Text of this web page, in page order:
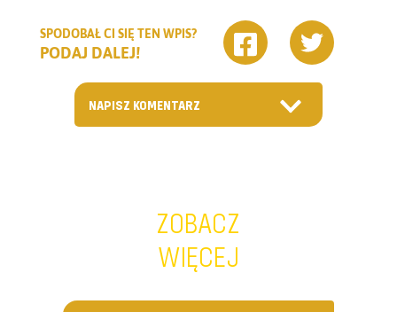
SPODOBAŁ CI SIĘ TEN WPIS?
PODAJ DALEJ!
NAPISZ KOMENTARZ
ZOBACZ
WIĘCEJ